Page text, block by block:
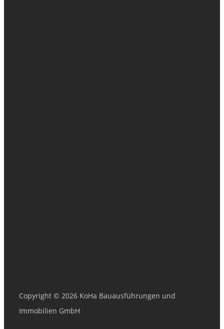
Copyright © 2026 KoHa Bauausführungen und
Immobilien GmbH